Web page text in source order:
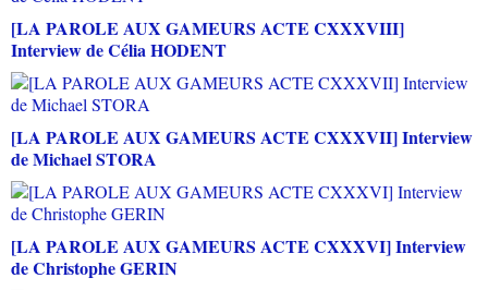
[LA PAROLE AUX GAMEURS ACTE CXXXVIII]
Interview de Célia HODENT
[LA PAROLE AUX GAMEURS ACTE CXXXVII] Interview
de Michael STORA
[LA PAROLE AUX GAMEURS ACTE CXXXVI] Interview
de Christophe GERIN